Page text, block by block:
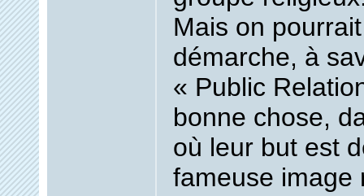
Mais on
démarche, à
« Public
bonne chose,
où leur but est
fameuse image